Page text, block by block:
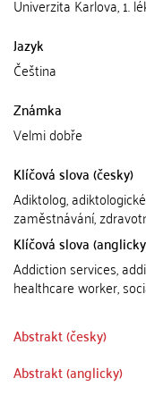
Univerzita Karlova, 1.
Jazyk
Čeština
Známka
Velmi dobře
Klíčová slova (česky)
Adiktolog,
zaměstnávání,
Klíčová slova
Addiction services,
healthcare worker,
Abstrakt (česky)
Abstrakt (anglicky)